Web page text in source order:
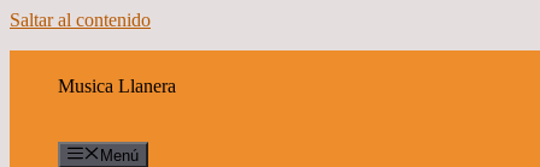
Saltar al contenido
Musica Llanera
Menú